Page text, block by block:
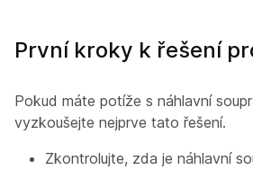
První kroky k řešení
Pokud máte potíže s náhlavní
vyzkoušejte nejprve tato řešení.
Zkontrolujte, zda je náhlavní